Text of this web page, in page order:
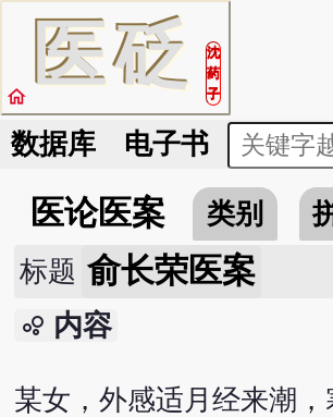
医砭
沈
药
子
home
数据库 电子书
医论医案 类别
标题 俞长荣医案
bubble_chart 内容
某女，外感适月经来潮